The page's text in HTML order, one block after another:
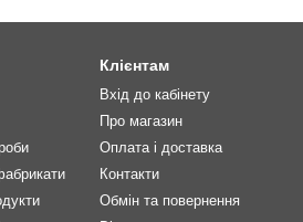
Клієнтам
Вхід до кабінету
Про магазин
Оплата і доставка
Контакти
Обмін та повернення